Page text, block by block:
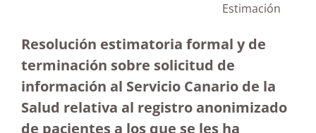
Estimación
Resolución estimatoria formal y de
terminación sobre solicitud de
información al Servicio Canario de la
Salud relativa al registro anonimizado
de pacientes a los que se les ha